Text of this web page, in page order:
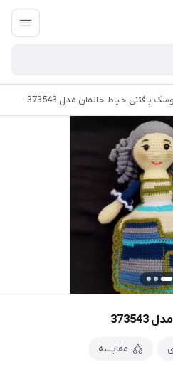
بافتنی خیاط خانمان مدل 373543
مقایسه